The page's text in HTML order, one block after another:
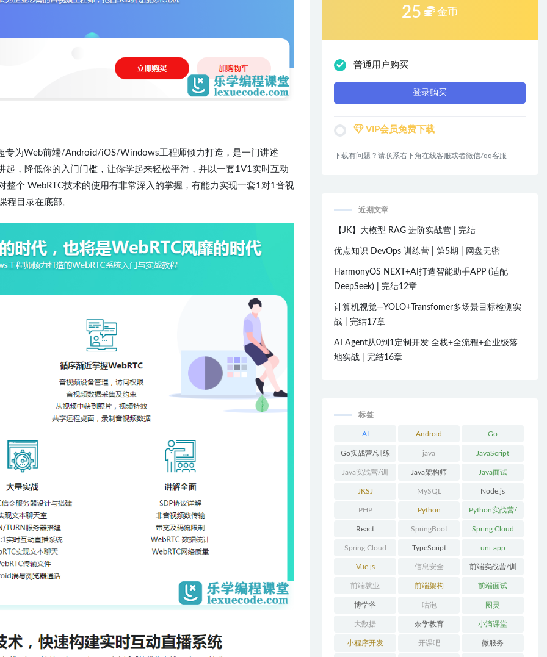
专为Web前端/Android/iOS/Windows工程师倾力打造，是一门讲述
起，降低你的入门门槛，让你学起来轻松平滑，并以一套1V1实时互动
个 WebRTC技术的使用有非常深入的掌握，有能力实现一套1对1音视
程目录在底部。
25 金币
普通用户购买
登录购买
VIP会员免费下载
下载有问题？请联系右下角在线客服或者微信/qq客服
近期文章
【JK】大模型 RAG 进阶实战营 | 完结
优点知识 DevOps 训练营 | 第5期 | 网盘无密
HarmonyOS NEXT+AI打造智能助手APP (适配
DeepSeek) | 完结12章
计算机视觉—YOLO+Transfomer多场景目标检测实
战 | 完结17章
AI Agent从0到1定制开发 全栈+全流程+企业级落
地实战 | 完结16章
标签
AI Android Go
Go实战营/训练
营/体系课
java JavaScript
Java实战营/训
练营/体系课
Java架构师 Java面试
JKSJ MySQL Node.js
PHP Python Python实战营/
训练营/体系课
React SpringBoot Spring Cloud
Spring Cloud
Alibaba
TypeScript uni-app
Vue.js 信息安全 前端实战营/训
练营/体系课
前端就业 前端架构 前端面试
博学谷 咕泡 图灵
大数据 奈学教育 小滴课堂
小程序开发 开课吧 微服务